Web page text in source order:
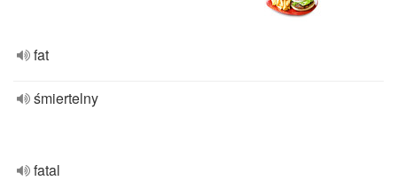
fat
śmiertelny
fatal